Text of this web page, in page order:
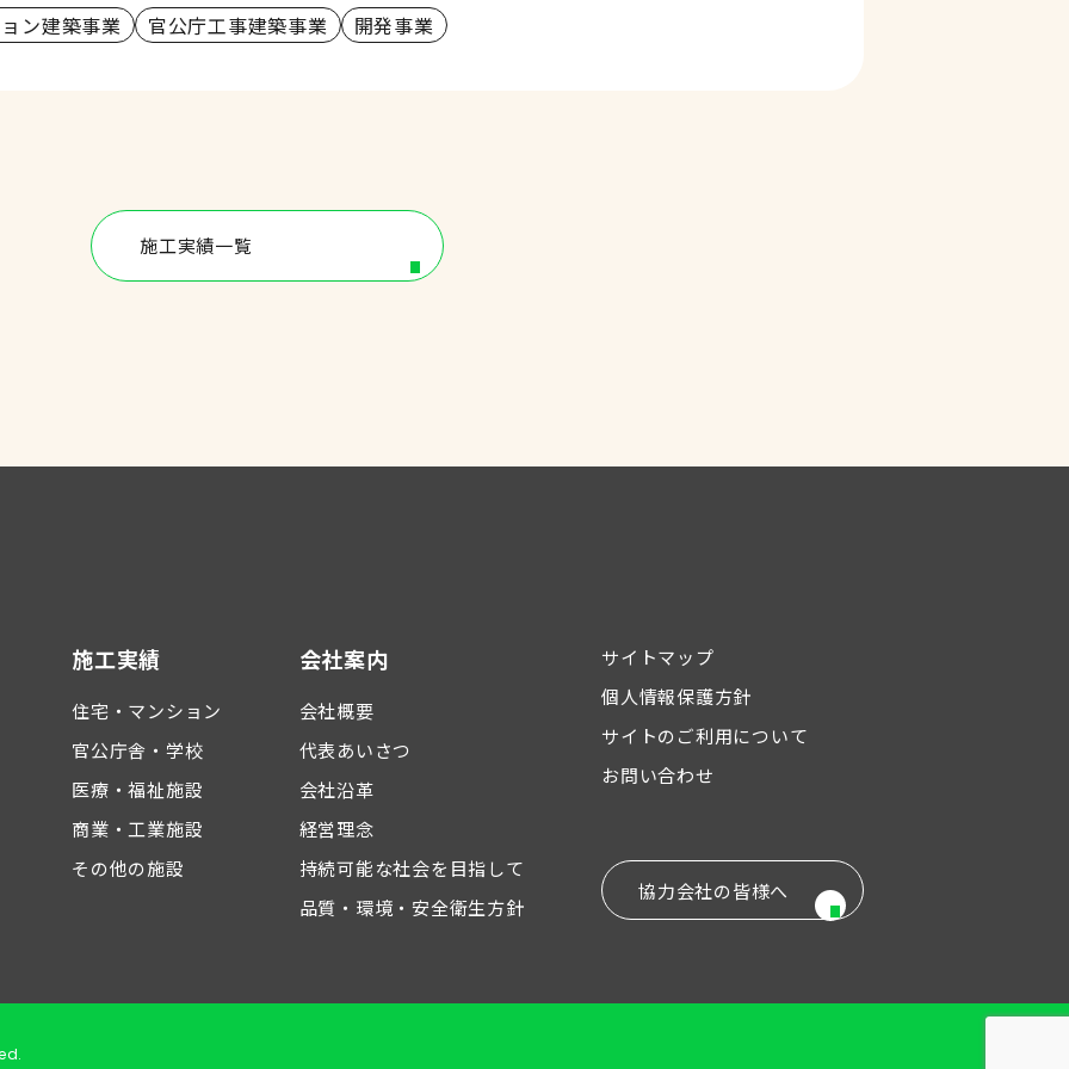
ン建築事業 官公庁工事建築事業 開発事業
施工実績一覧
施工実績
住宅・マンション
官公庁舎・学校
医療・福祉施設
商業・工業施設
その他の施設
会社案内
会社概要
代表あいさつ
会社沿革
経営理念
持続可能な社会を目指して
品質・環境・安全衛生方針
サイトマップ
個人情報保護方針
サイトのご利用について
お問い合わせ
協力会社の皆様へ